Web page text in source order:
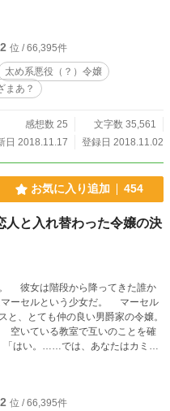
髪に榛色の瞳をした平凡な容姿の
が好まれる時代においてボンッボ
およそ男性に好かれる要素のない
位 / 66,395件
太め系悪役（？）令嬢
まあ？
感想数 25
文字数 35,561
日 2018.11.17
登録日 2018.11.02
お気に入り追加 454
人と入れ替わった令嬢の決
、とても仲の良い男爵家の令嬢。
いている教室で互いのことを確
いから……マティスさまを奪った
いたマーセルの物語。 ※いじ
位 / 66,395件